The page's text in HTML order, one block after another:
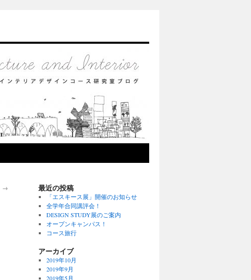
→ 最近の投稿
「エスキース展」開催のお知らせ
全学年合同講評会！
DESIGN STUDY展のご案内
オープンキャンパス！
コース旅行
アーカイブ
2019年10月
2019年9月
2019年5月